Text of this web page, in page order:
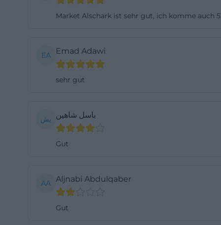
die Stadt die
EA Emad Adawi
sehr gut
بش باسل شاهين
Gut
AA Aljnabi Abdulqaber
Gut